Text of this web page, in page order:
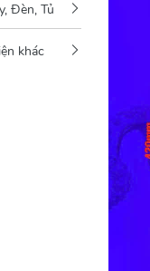
Đèn, Tủ
khác